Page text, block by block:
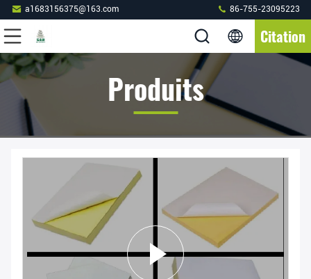
a1683156375@163.com 86-755-23095223
Citation
Produits